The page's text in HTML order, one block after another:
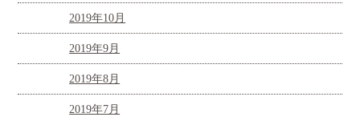
2019年10月
2019年9月
2019年8月
2019年7月